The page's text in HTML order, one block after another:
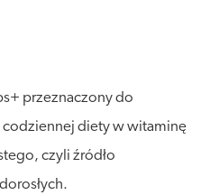
przeznaczony do
codziennej diety w witaminę
czyli źródło